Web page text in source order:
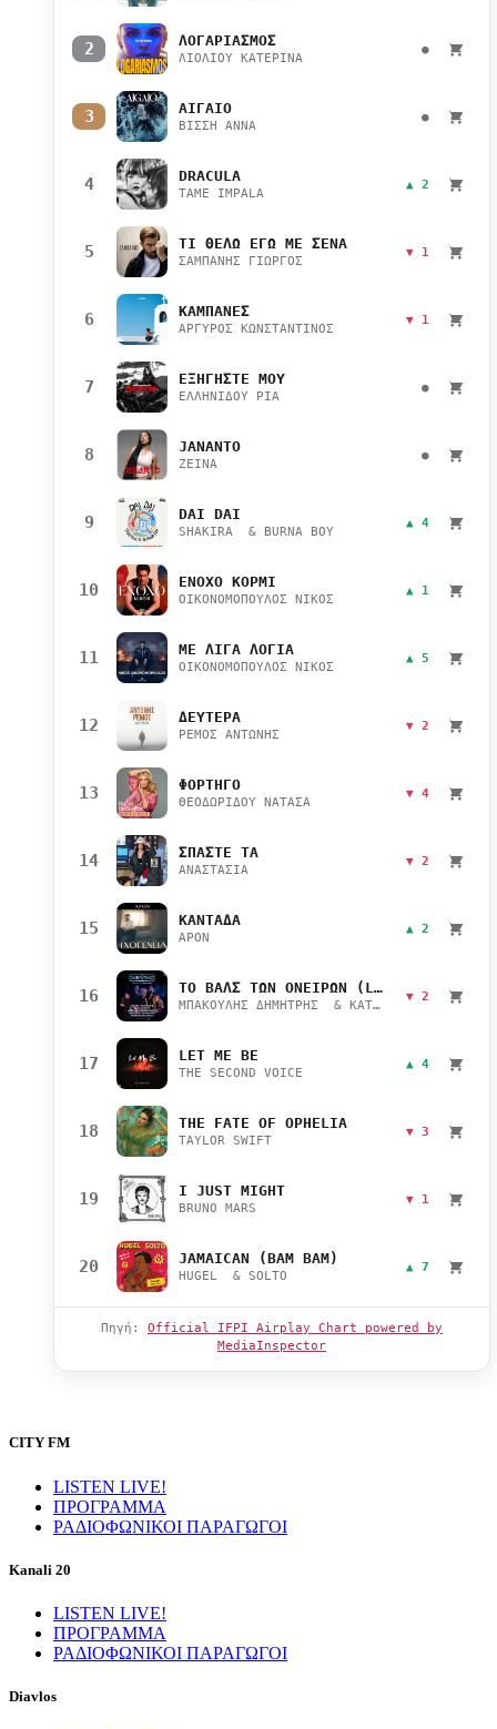
2 ΛΟΓΑΡΙΑΣΜΟΣ
ΛΙΟΛΙΟΥ ΚΑΤΕΡΙΝΑ
●
3 ΑΙΓΑΙΟ
ΒΙΣΣΗ ΑΝΝΑ
●
4 DRACULA
TAME IMPALA
▲ 2
5 ΤΙ ΘΕΛΩ ΕΓΩ ΜΕ ΣΕΝΑ
ΣΑΜΠΑΝΗΣ ΓΙΩΡΓΟΣ
▼ 1
6 ΚΑΜΠΑΝΕΣ
ΑΡΓΥΡΟΣ ΚΩΝΣΤΑΝΤΙΝΟΣ
▼ 1
7 ΕΞΗΓΗΣΤΕ ΜΟΥ
ΕΛΛΗΝΙΔΟΥ ΡΙΑ
●
8 JANANTO
ZEINA
●
9 DAI DAI
SHAKIRA & BURNA BOY
▲ 4
10 ΕΝΟΧΟ ΚΟΡΜΙ
ΟΙΚΟΝΟΜΟΠΟΥΛΟΣ ΝΙΚΟΣ
▲ 1
11 ΜΕ ΛΙΓΑ ΛΟΓΙΑ
ΟΙΚΟΝΟΜΟΠΟΥΛΟΣ ΝΙΚΟΣ
▲ 5
12 ΔΕΥΤΕΡΑ
ΡΕΜΟΣ ΑΝΤΩΝΗΣ
▼ 2
13 ΦΟΡΤΗΓΟ
ΘΕΟΔΩΡΙΔΟΥ ΝΑΤΑΣΑ
▼ 4
14 ΣΠΑΣΤΕ ΤΑ
ΑΝΑΣΤΑΣΙΑ
▼ 2
15 ΚΑΝΤΑΔΑ
APON
▲ 2
16 ΤΟ ΒΑΛΣ ΤΩΝ ΟΝΕΙΡΩΝ (LIVE)
ΜΠΑΚΟΥΛΗΣ ΔΗΜΗΤΡΗΣ & ΚΑΤΣΙΜΙΧΑ ΜΑΡΙΑΝΑ
▼ 2
17 LET ME BE
THE SECOND VOICE
▲ 4
18 THE FATE OF OPHELIA
TAYLOR SWIFT
▼ 3
19 I JUST MIGHT
BRUNO MARS
▼ 1
20 JAMAICAN (BAM BAM)
HUGEL & SOLTO
▲ 7
Πηγή: Official IFPI Airplay Chart powered by
MediaInspector
CITY FM
LISTEN LIVE!
ΠΡΟΓΡΑΜΜΑ
ΡΑΔΙΟΦΩΝΙΚΟΙ ΠΑΡΑΓΩΓΟΙ
Kanali 20
LISTEN LIVE!
ΠΡΟΓΡΑΜΜΑ
ΡΑΔΙΟΦΩΝΙΚΟΙ ΠΑΡΑΓΩΓΟΙ
Diavlos